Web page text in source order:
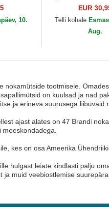
New
10.
Cord New York
New Era
EUR
Telli kohale
Aug.
tootmisele.
on kuulsad ja nad
ja erineva suurusega liibuvaid
ajast alates on 47 Brandi
kes on osa Ameerika
hulgast leiate kindlasti palju
muid veebiostlemise